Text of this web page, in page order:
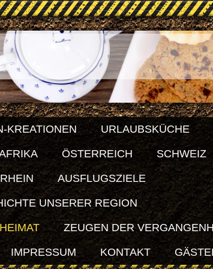
KREATIONEN URLAUBSKÜCHE
ÖSTERREICH SCHWEIZ
AUSFLUGSZIELE
UNSERER REGION
ZEUGEN DER
IMPRESSUM KONTAKT